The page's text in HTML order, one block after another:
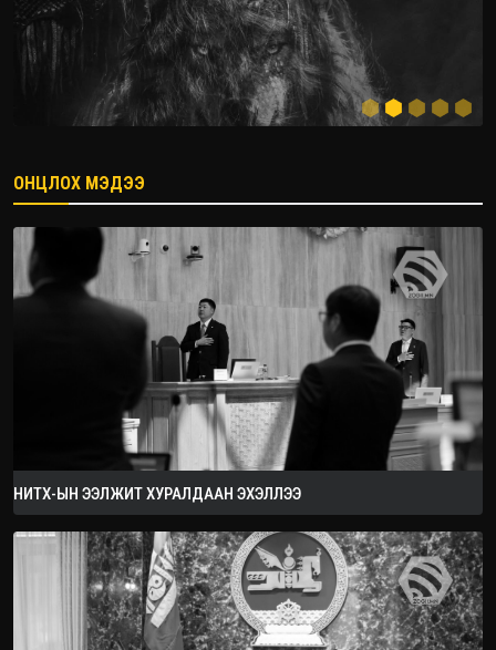
2026.08.08
ОНЦЛОХ МЭДЭЭ
НИТХ-ЫН ЭЭЛЖИТ ХУРАЛДААН ЭХЭЛЛЭЭ